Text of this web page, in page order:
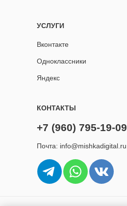
УСЛУГИ
Вконтакте
Одноклассники
Почта: info@mishkadigital.ru
Яндекс
КОНТАКТЫ
+7 (960) 795-19-09